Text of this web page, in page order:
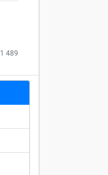
1 489